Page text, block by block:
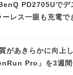
PD2705Uで
レス一眼も充電で
があきらかに向上
Pro」を3週間